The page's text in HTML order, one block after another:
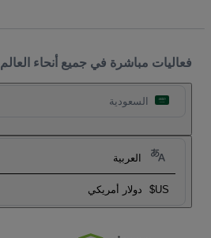
فعاليات مباشرة في جميع أنحاء العالم
السعودية
العربية
US$ دولار أمريكي